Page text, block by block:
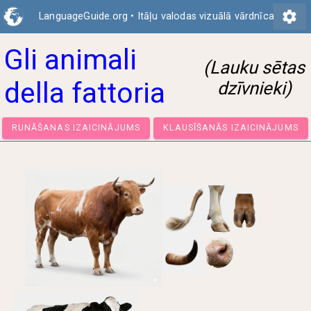
LanguageGuide.org • Itāļu valodas vizuālā vārdnīca settings
Gli animali
della fattoria
(Lauku sētas
dzīvnieki)